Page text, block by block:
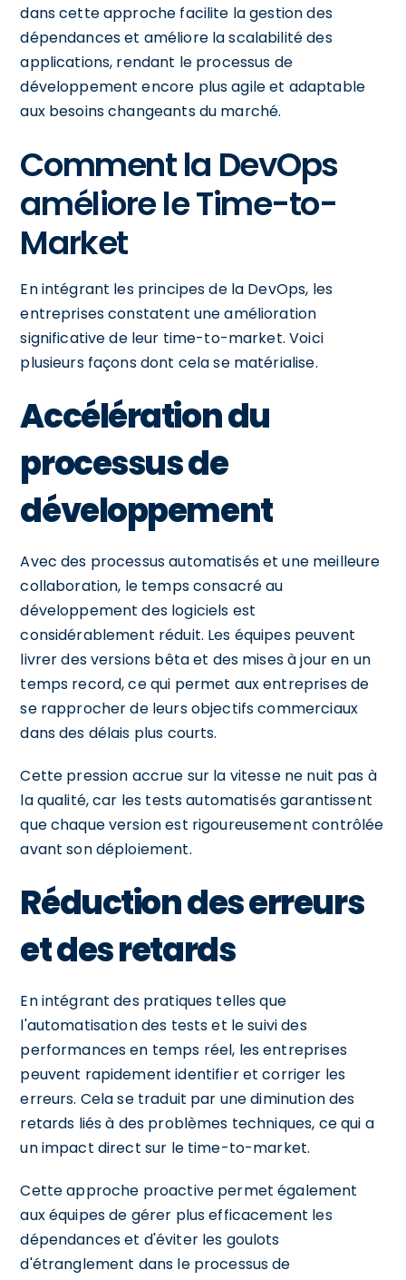
dans cette approche facilite la gestion des
dépendances et améliore la scalabilité des
applications, rendant le processus de
développement encore plus agile et adaptable
aux besoins changeants du marché.
Comment la DevOps
améliore le Time-to-
Market
En intégrant les principes de la DevOps, les
entreprises constatent une amélioration
significative de leur time-to-market. Voici
plusieurs façons dont cela se matérialise.
Accélération du
processus de
développement
Avec des processus automatisés et une meilleure
collaboration, le temps consacré au
développement des logiciels est
considérablement réduit. Les équipes peuvent
livrer des versions bêta et des mises à jour en un
temps record, ce qui permet aux entreprises de
se rapprocher de leurs objectifs commerciaux
dans des délais plus courts.
Cette pression accrue sur la vitesse ne nuit pas à
la qualité, car les tests automatisés garantissent
que chaque version est rigoureusement contrôlée
avant son déploiement.
Réduction des erreurs
et des retards
En intégrant des pratiques telles que
l'automatisation des tests et le suivi des
performances en temps réel, les entreprises
peuvent rapidement identifier et corriger les
erreurs. Cela se traduit par une diminution des
retards liés à des problèmes techniques, ce qui a
un impact direct sur le time-to-market.
Cette approche proactive permet également
aux équipes de gérer plus efficacement les
dépendances et d'éviter les goulots
d'étranglement dans le processus de